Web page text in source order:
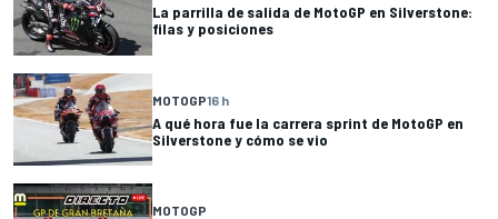
La parrilla de salida de MotoGP en Silverstone:
filas y posiciones
MOTOGP16 h
A qué hora fue la carrera sprint de MotoGP en
Silverstone y cómo se vio
MOTOGP